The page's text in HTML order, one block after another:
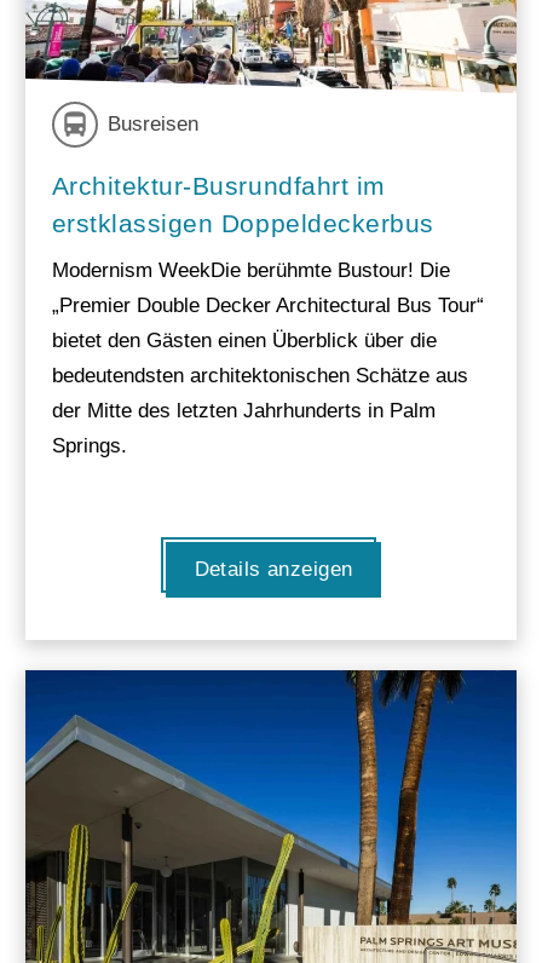
Busreisen
Architektur-Busrundfahrt im
erstklassigen Doppeldeckerbus
Modernism WeekDie berühmte Bustour! Die
„Premier Double Decker Architectural Bus Tour“
bietet den Gästen einen Überblick über die
bedeutendsten architektonischen Schätze aus
der Mitte des letzten Jahrhunderts in Palm
Springs.
Details anzeigen